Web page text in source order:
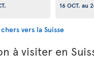
16 OCT. au
vers la Suisse
à visiter en